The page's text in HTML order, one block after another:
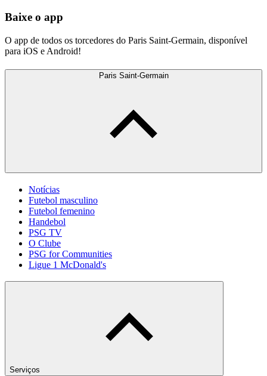
Baixe o app
O app de todos os torcedores do Paris Saint-Germain, disponível
para iOS e Android!
Paris Saint-Germain
Notícias
Futebol masculino
Futebol femenino
Handebol
PSG TV
O Clube
PSG for Communities
Ligue 1 McDonald's
Serviços